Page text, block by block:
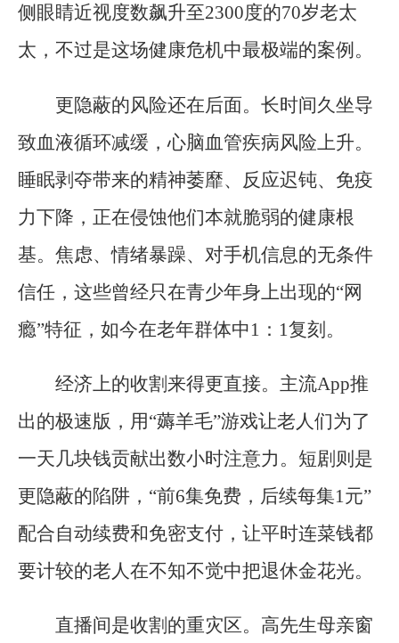
侧眼睛近视度数飙升至2300度的70岁老太
太，不过是这场健康危机中最极端的案例。
更隐蔽的风险还在后面。长时间久坐导
致血液循环减缓，心脑血管疾病风险上升。
睡眠剥夺带来的精神萎靡、反应迟钝、免疫
力下降，正在侵蚀他们本就脆弱的健康根
基。焦虑、情绪暴躁、对手机信息的无条件
信任，这些曾经只在青少年身上出现的“网
瘾”特征，如今在老年群体中1：1复刻。
经济上的收割来得更直接。主流App推
出的极速版，用“薅羊毛”游戏让老人们为了
一天几块钱贡献出数小时注意力。短剧则是
更隐蔽的陷阱，“前6集免费，后续每集1元”
配合自动续费和免密支付，让平时连菜钱都
要计较的老人在不知不觉中把退休金花光。
直播间是收割的重灾区。高先生母亲窗